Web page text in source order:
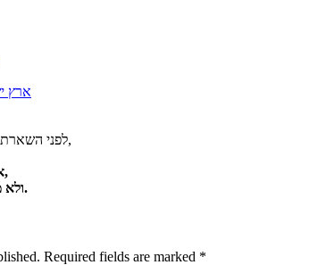
ארץ
לפני,
אנחנו לא קונים ולא מוכרים תקליטים,
ולא מתקשרים למספרי טלפון לא מוכרים.
Required fields are marked *